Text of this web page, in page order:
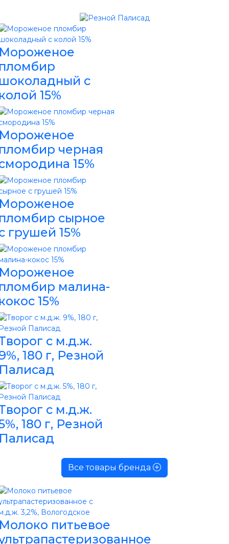
с
15%
черная
15%
сырное
грушей 15%
малина-
15%
с м.д.ж.
180 г, Резной
с м.д.ж.
180 г, Резной
Все товары бренда
питьевое